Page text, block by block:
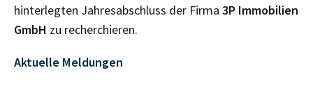
hinterlegten Jahresabschluss der Firma 3P Immobilien
GmbH zu recherchieren.
Aktuelle Meldungen